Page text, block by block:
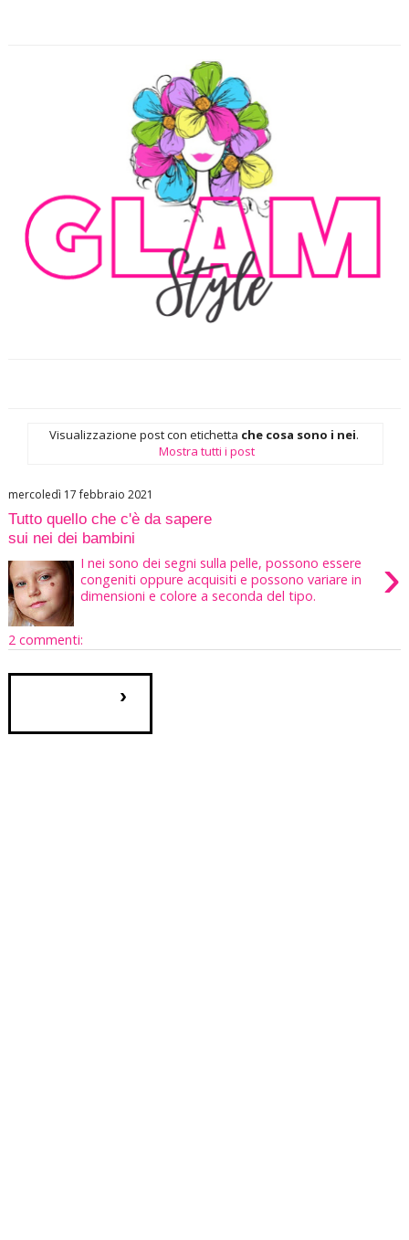
Visualizzazione post con etichetta che cosa sono i nei.
Mostra tutti i post
mercoledì 17 febbraio 2021
Tutto quello che c'è da sapere
sui nei dei bambini
›
I nei sono dei segni sulla pelle, possono essere
congeniti oppure acquisiti e possono variare in
dimensioni e colore a seconda del tipo.
2 commenti:
›